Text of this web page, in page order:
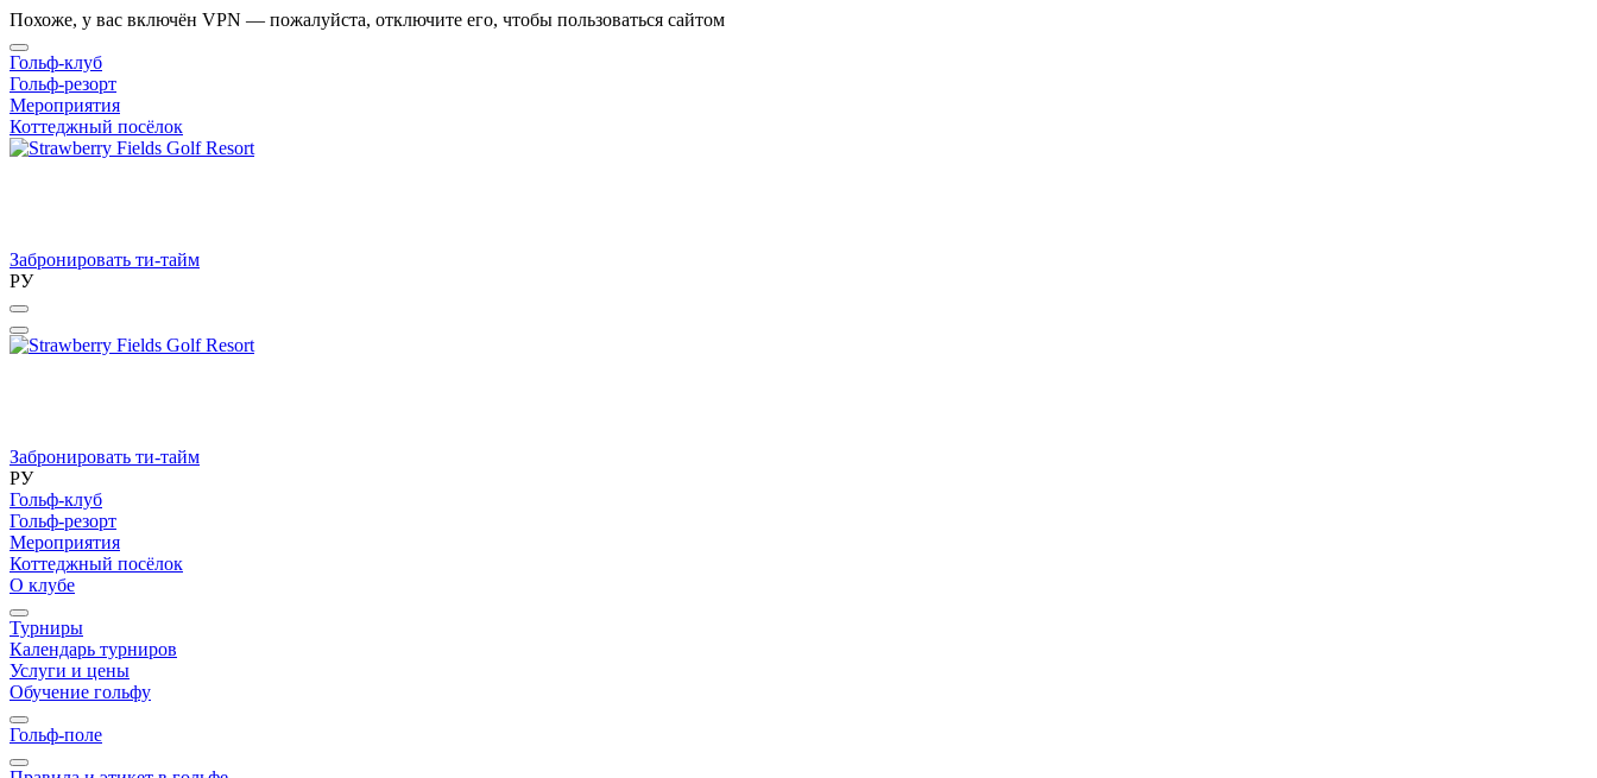
Похоже, у вас включён VPN — пожалуйста, отключите его, чтобы пользоваться сайтом
Гольф-клуб
Гольф-резорт
Мероприятия
Коттеджный посёлок
Забронировать ти-тайм
РУ
Забронировать ти-тайм
РУ
Гольф-клуб
Гольф-резорт
Мероприятия
Коттеджный посёлок
О клубе
Турниры
Календарь турниров
Услуги и цены
Обучение гольфу
Гольф-поле